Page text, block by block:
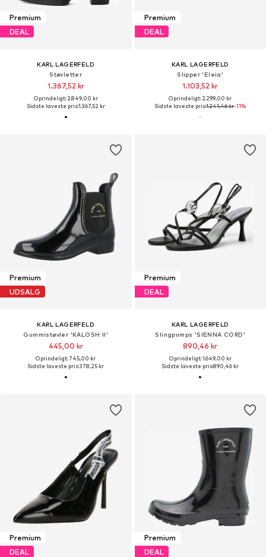
Premium
DEAL
KARL LAGERFELD
Støvletter
1.367,52 kr
Oprindeligt: 2.849,00 kr
Sidste laveste pris:1.367,52 kr
Premium
DEAL
KARL LAGERFELD
Slipper 'Eleia'
1.103,52 kr
Oprindeligt: 2.299,00 kr
Sidste laveste pris:1.241,46 kr-11%
Premium
UDSALG
KARL LAGERFELD
Gummistøvler 'KALOSH II'
445,00 kr
Oprindeligt: 745,00 kr
Sidste laveste pris:378,25 kr
Premium
DEAL
KARL LAGERFELD
Slingpumps 'SIENNA CORD'
890,46 kr
Oprindeligt: 1.649,00 kr
Sidste laveste pris:890,46 kr
Premium
DEAL
Premium
DEAL